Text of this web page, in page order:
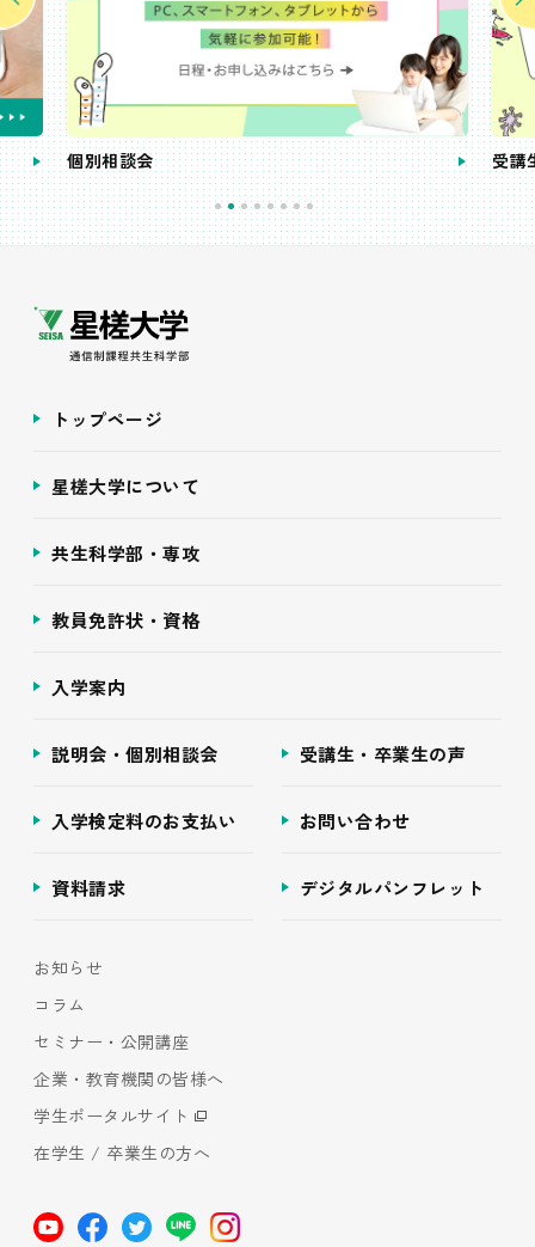
個別相談会 受講
トップページ
星槎大学について
共生科学部・専攻
教員免許状・資格
入学案内
説明会・個別相談会 受講生・卒業生の声
入学検定料のお支払い お問い合わせ
資料請求 デジタルパンフレット
お知らせ
コラム
セミナー・公開講座
企業・教育機関の皆様へ
学生ポータルサイト
在学生 / 卒業生の方へ